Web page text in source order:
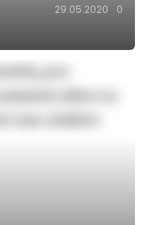
29.05.2020 0